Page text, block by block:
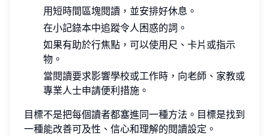
用短時間區塊閱讀，並安排好休息。
在小記錄本中追蹤令人困惑的詞。
如果有助於行焦點，可以使用尺、卡片或指示
物。
當閱讀要求影響學校或工作時，向老師、家教或
專業人士申請便利措施。
目標不是把每個讀者都塞進同一種方法。目標是找到
一種能改善可及性、信心和理解的閱讀設定。